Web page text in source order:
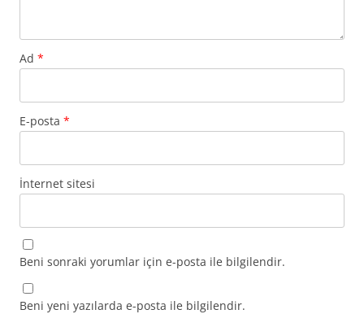
Ad *
E-posta *
İnternet sitesi
Beni sonraki yorumlar için e-posta ile bilgilendir.
Beni yeni yazılarda e-posta ile bilgilendir.